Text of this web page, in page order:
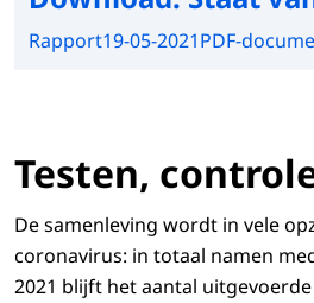
Rapport19-05-2021PDF-
Testen,
De samenleving wordt in vele
coronavirus: in totaal namen
2021 blijft het aantal